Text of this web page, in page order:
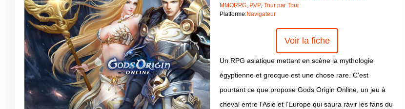
MMORPG, PVP, Tour par Tour
Platforme:Navigateur
Voir la fiche
Un RPG asiatique mettant en scène la mythologie
égyptienne et grecque est une chose rare. C’est
pourtant ce que propose Gods Origin Online, un jeu à
cheval entre l’Asie et l’Europe qui saura ravir les fans du